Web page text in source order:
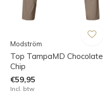
Modström
Top TampaMD Chocolate
Chip
€59,95
Incl. btw